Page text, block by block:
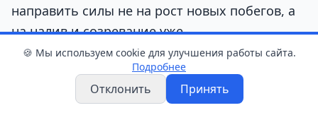
направить силы не на рост новых побегов, а
на налив и созревание уже
сформировавшихся плодов. В этот период
большое значение имеют равномерный
полив и сбалансированное питание.
🍪 Мы используем cookie для улучшения работы сайта.
Подробнее
Отклонить Принять